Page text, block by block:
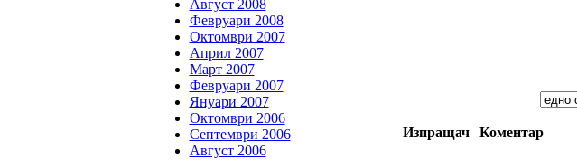
Август 2008
Февруари 2008
Октомври 2007
Април 2007
Март 2007
Февруари 2007
Януари 2007
Октомври 2006
Септември 2006
Август 2006
Изпращач Коментар